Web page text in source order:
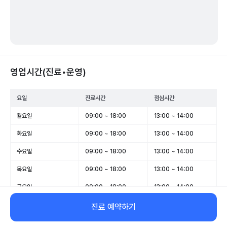
영업시간(진료•운영)
요일 진료시간 점심시간
월요일 09:00 ~ 18:00 13:00 ~ 14:00
화요일 09:00 ~ 18:00 13:00 ~ 14:00
수요일 09:00 ~ 18:00 13:00 ~ 14:00
목요일 09:00 ~ 18:00 13:00 ~ 14:00
금요일 09:00 ~ 18:00 13:00 ~ 14:00
09:00 ~ 13:00
일요일 휴무 -
진료 예약하기